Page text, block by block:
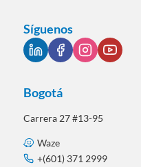
Síguenos
Bogotá
Carrera 27 #13-95
Waze
+(601) 371 2999